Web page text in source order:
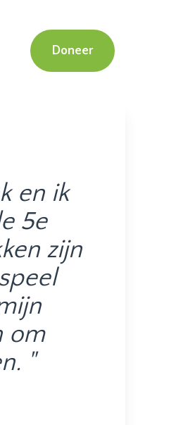
Doneer
en ik
5e
zijn
om
"